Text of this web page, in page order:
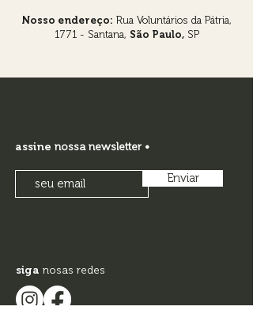
Nosso endereço: Rua Voluntários da Pátria,
1771 - Santana, São Paulo,SP
assine nossa newsletter •
Enviar
siga nosas redes